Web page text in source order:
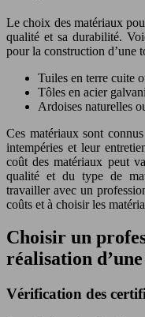
Le choix des matériaux
qualité et sa durabilité.
pour la construction d’une
Tuiles en terre cuite
Tôles en acier
Ardoises naturelles
Ces matériaux sont
intempéries et leur
coût des matériaux peut
qualité et du type de
travailler avec un
coûts et à choisir les
Choisir un
réalisation
Vérification des